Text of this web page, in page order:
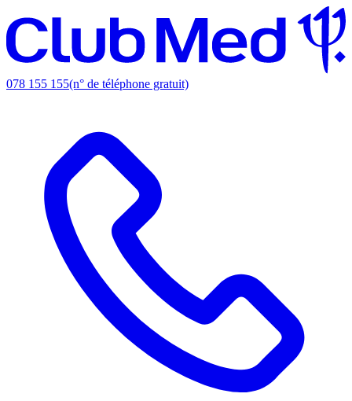
078 155 155(n° de téléphone gratuit)